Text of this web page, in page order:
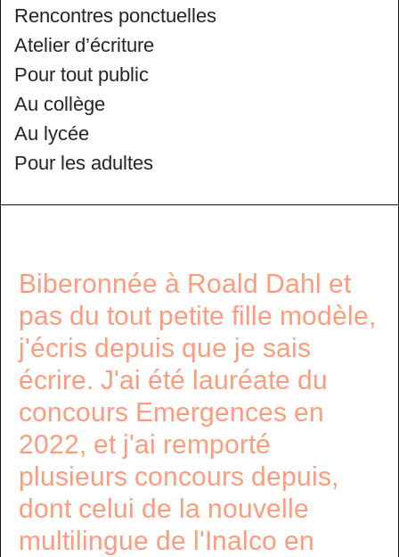
Rencontres ponctuelles
Atelier d’écriture
Pour tout public
Au collège
Au lycée
Pour les adultes
Biberonnée à Roald Dahl et
pas du tout petite fille modèle,
j'écris depuis que je sais
écrire. J'ai été lauréate du
concours Emergences en
2022, et j'ai remporté
plusieurs concours depuis,
dont celui de la nouvelle
multilingue de l'Inalco en